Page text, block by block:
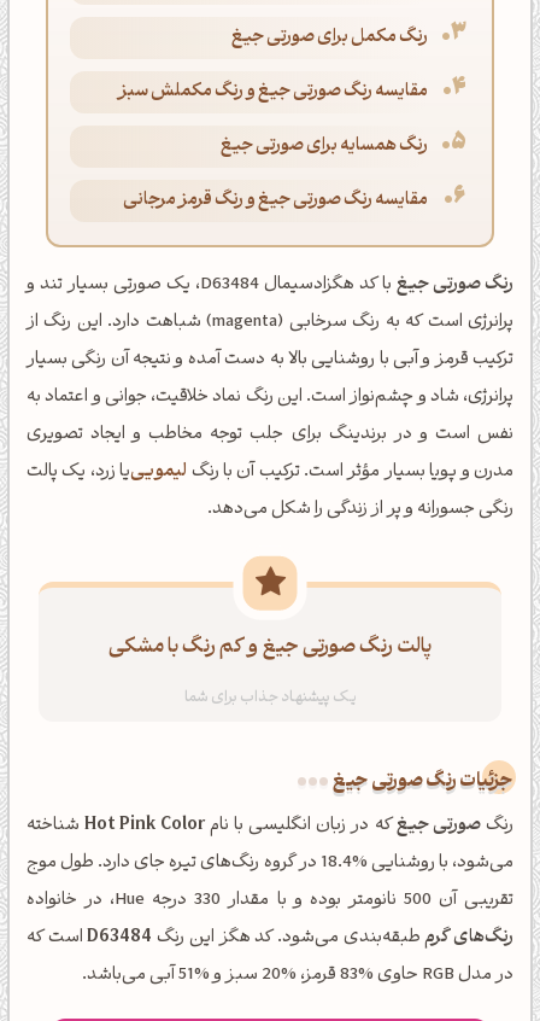
رنگ مکمل برای صورتی جیغ
مقایسه رنگ صورتی جیغ و رنگ مکملش سبز
رنگ همسایه برای صورتی جیغ
مقایسه رنگ صورتی جیغ و رنگ قرمز مرجانی
رنگ صورتی جیغ
با کد هگزادسیمال D63484، یک صورتی بسیار تند و
پرانرژی است که به رنگ سرخابی (magenta) شباهت دارد. این رنگ از
ترکیب قرمز و آبی با روشنایی بالا به دست آمده و نتیجه آن رنگی بسیار
پرانرژی، شاد و چشم‌نواز است. این رنگ نماد خلاقیت، جوانی و اعتماد به
نفس است و در برندینگ برای جلب توجه مخاطب و ایجاد تصویری
مدرن و پویا بسیار مؤثر است. ترکیب آن با رنگ لیمویییا زرد، یک پالت
رنگی جسورانه و پر از زندگی را شکل می‌دهد.
پالت رنگ صورتی جیغ و کم رنگ با مشکی
جزئیات رنگ صورتی جیغ
رنگصورتی جیغکه در زبان انگلیسی با نامHot Pink Colorشناخته
می‌شود، با روشنایی %18.4 در گروه رنگ‌های تیره جای دارد. طول موج
تقریبی آن 500 نانومتر بوده و با مقدار 330 درجه Hue، در خانواده
رنگ‌های گرمطبقه‌بندی می‌شود. کد هگز این رنگ D63484است که
در مدل RGB حاوی %83 قرمز، %20 سبز و %51 آبی می‌باشد.